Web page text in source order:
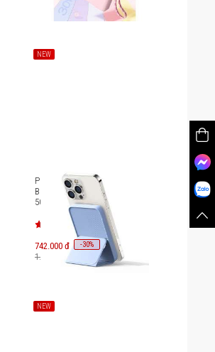
NEW
Pin sạc dự phòng Mazer Power
Bank With USB-C PD20W
5000mAh M-MagAir15
742.000 đ -30%
1.060.000 đ
NEW